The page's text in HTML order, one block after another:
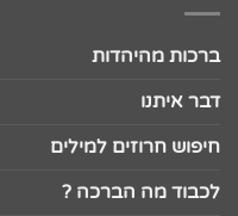
ברכות מהיהדות
דבר איתנו
חיפוש חרוזים למילים
לכבוד מה הברכה ?